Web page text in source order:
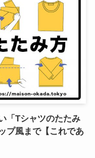
「Tシャツのたたみ
プ風まで【これであ